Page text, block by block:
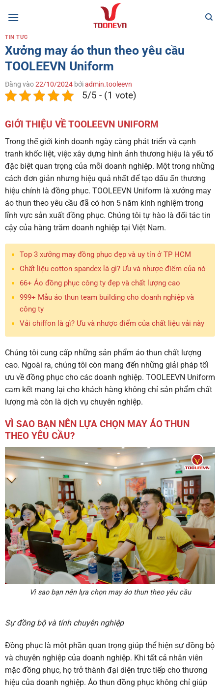
qua
TIN TỨC
Xưởng may áo thun theo yêu cầu
TOOLEEVN Uniform
Đăng vào22/10/2024 bởiadmin.tooleevn
5/5 - (1 vote)
GIỚI THIỆU VỀ TOOLEEVN UNIFORM
Trong thế giới kinh doanh ngày càng phát triển và cạnh
tranh khốc liệt, việc xây dựng hình ảnh thương hiệu là yếu tố
đặc biệt quan trọng của mỗi doanh nghiệp. Một trong những
cách đơn giản nhưng hiệu quả nhất để tạo dấu ấn thương
hiệu chính là đồng phục. TOOLEEVN Uniform là xưởng may
áo thun theo yêu cầu đã có hơn 5 năm kinh nghiệm trong
lĩnh vực sản xuất đồng phục. Chúng tôi tự hào là đối tác tin
cậy của hàng trăm doanh nghiệp tại Việt Nam.
Top 3 xưởng may đồng phục đẹp và uy tín ở TP HCM
Chất liệu cotton spandex là gì? Ưu và nhược điểm của nó
66+ Áo đồng phục công ty đẹp và chất lượng cao
999+ Mẫu áo thun team building cho doanh nghiệp và
công ty
Vải chiffon là gì? Ưu và nhược điểm của chất liệu vải này
Chúng tôi cung cấp những sản phẩm áo thun chất lượng
cao. Ngoài ra, chúng tôi còn mang đến những giải pháp tối
ưu về đồng phục cho các doanh nghiệp. TOOLEEVN Uniform
cam kết mang lại cho khách hàng không chỉ sản phẩm chất
lượng mà còn là dịch vụ chuyên nghiệp.
VÌ SAO BẠN NÊN LỰA CHỌN MAY ÁO THUN
THEO YÊU CẦU?
Vì sao bạn nên lựa chọn may áo thun theo yêu cầu
Sự đồng bộ và tính chuyên nghiệp
Đồng phục là một phần quan trọng giúp thể hiện sự đồng bộ
và chuyên nghiệp của doanh nghiệp. Khi tất cả nhân viên
mặc đồng phục, họ trở thành đại diện trực tiếp cho thương
hiệu của doanh nghiệp. Áo thun đồng phục không chỉ giúp